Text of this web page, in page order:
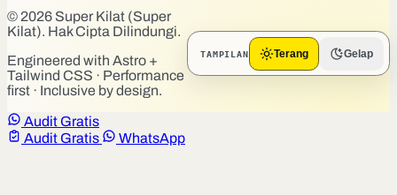
© 2026 Super Kilat (Super
Kilat). Hak Cipta Dilindungi.
Engineered with Astro +
Tailwind CSS · Performance
first · Inclusive by design.
TAMPILAN Terang Gelap
Audit Gratis
Audit Gratis
WhatsApp